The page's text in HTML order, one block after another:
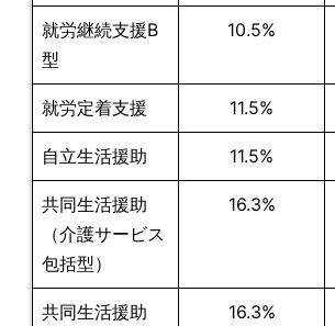
就労継続支援B
型
10.5%
就労定着支援 11.5%
自立生活援助 11.5%
共同生活援助
（介護サービス
包括型）
16.3%
共同生活援助
16.3%